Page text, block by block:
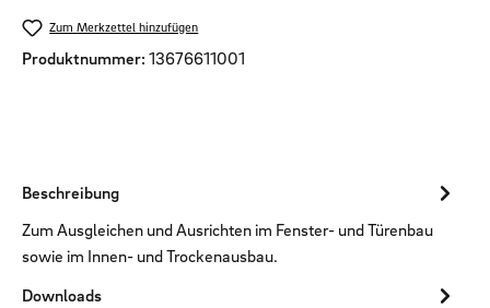
Zum Merkzettel hinzufügen
Produktnummer: 13676611001
Beschreibung
Zum Ausgleichen und Ausrichten im Fenster- und Türenbau
sowie im Innen- und Trockenausbau.
Downloads